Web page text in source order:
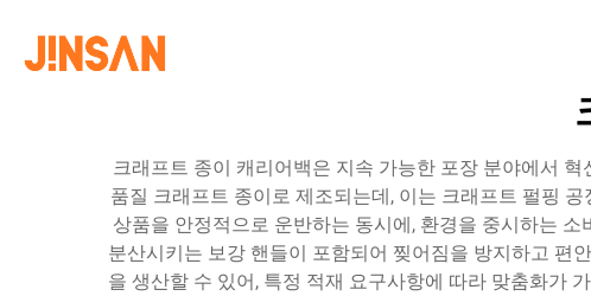
크래프트 종이 캐리어백은 지속 가능한 포장 분야에서
품질 크래프트 종이로 제조되는데, 이는 크래프트 펄핑
상품을 안정적으로 운반하는 동시에, 환경을 중시하는
분산시키는 보강 핸들이 포함되어 찢어짐을 방지하고 편
을 생산할 수 있어, 특정 적재 요구사항에 따라 맞춤화가